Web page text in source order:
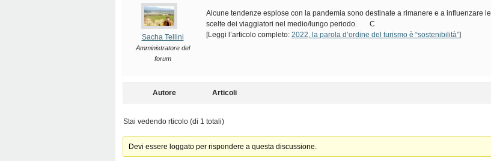
Sacha Tellini
Amministratore del
forum
Alcune tendenze esplose con la pandemia sono destinate a rimanere e a influenzare le
scelte dei viaggiatori nel medio/lungo periodo. C
[Leggi l’articolo completo: 2022, la parola d’ordine del turismo è “sostenibilità”]
Autore Articoli
Stai vedendo rticolo (di 1 totali)
Devi essere loggato per rispondere a questa discussione.